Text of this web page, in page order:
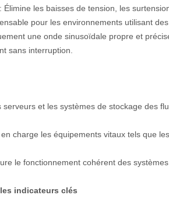
: Élimine les baisses de tension, les
pour les environnements utilisant
une onde sinusoïdale propre et
sans interruption.
serveurs et les systèmes de stockage des
charge les équipements vitaux tels que
le fonctionnement cohérent des
indicateurs clés